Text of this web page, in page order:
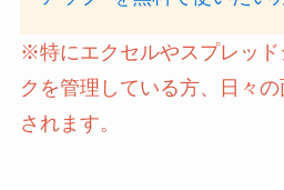
※特にエクセルやスプレッド
クを管理している方、日々
されます。